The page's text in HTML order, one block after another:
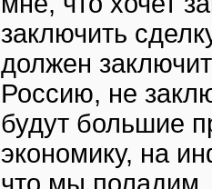
заключить
должен
Россию, не
будут большие
экономику, на